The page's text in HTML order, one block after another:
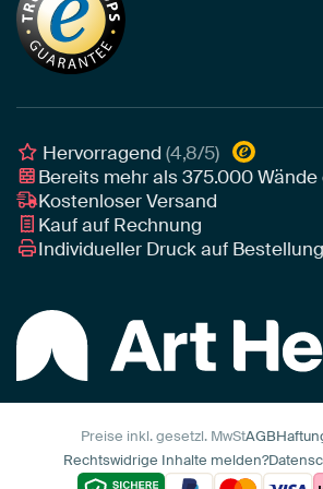
Leinwand
Leinwand für draußen
Akustik-Tipps
Tipps von unseren Botschaftern
Individuelle Einrichtungsberatung
Unser Team
Botschafter
Awards und Preise
Art Heroes App
Hervorragend(4,8/5)
Bereits mehr als375.000Wände
Kostenloser Versand
Kauf auf Rechnung
Individueller Druck auf Bestellung
Preise inkl. gesetzl. MwStAGB
Rechtswidrige Inhalte melden?